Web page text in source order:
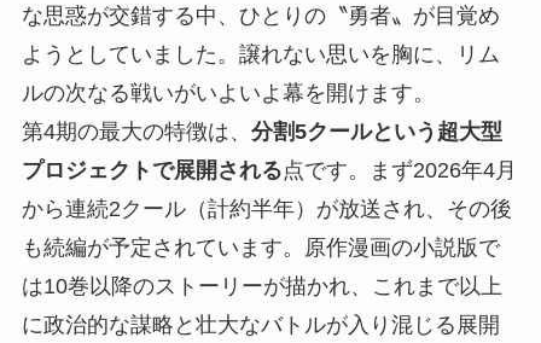
な思惑が交錯する中、ひとりの〝勇者〟が目覚め
ようとしていました。譲れない思いを胸に、リム
ルの次なる戦いがいよいよ幕を開けます。
第4期の最大の特徴は、 分割5クールという超大型
プロジェクトで展開される点です。まず2026年4月
から連続2クール（計約半年）が放送され、その後
も続編が予定されています。原作漫画の小説版で
は10巻以降のストーリーが描かれ、これまで以上
に政治的な謀略と壮大なバトルが入り混じる展開